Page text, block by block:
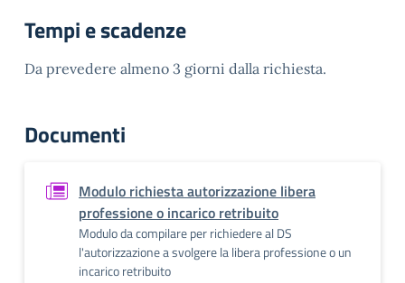
Tempi e scadenze
Da prevedere almeno 3 giorni dalla richiesta.
Documenti
Modulo richiesta autorizzazione libera
professione o incarico retribuito
Modulo da compilare per richiedere al DS
l'autorizzazione a svolgere la libera professione o un
incarico retribuito